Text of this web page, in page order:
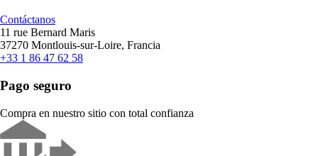
Contáctanos
11 rue Bernard Maris
37270 Montlouis-sur-Loire, Francia
+33 1 86 47 62 58
Pago seguro
Compra en nuestro sitio con total confianza